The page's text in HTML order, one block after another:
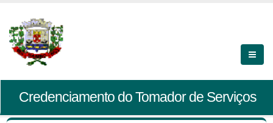
Credenciamento do Tomador de Serviços